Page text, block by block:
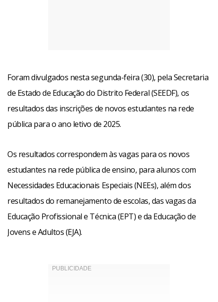
Foram divulgados nesta segunda-feira (30), pela Secretaria
de Estado de Educação do Distrito Federal (SEEDF), os
resultados das inscrições de novos estudantes na rede
pública para o ano letivo de 2025.
Os resultados correspondem às vagas para os novos
estudantes na rede pública de ensino, para alunos com
Necessidades Educacionais Especiais (NEEs), além dos
resultados do remanejamento de escolas, das vagas da
Educação Profissional e Técnica (EPT) e da Educação de
Jovens e Adultos (EJA).